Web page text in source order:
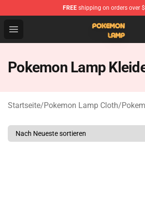
FREE shipping on orders over
Open menu
Pokemon Lamp Shop - The Best
Pokemon Lamp
Startseite/Pokemon Lamp Cloth/